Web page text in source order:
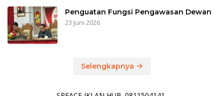
Penguatan Fungsi Pengawasan Dewan
23 Juni 2026
Selengkapnya